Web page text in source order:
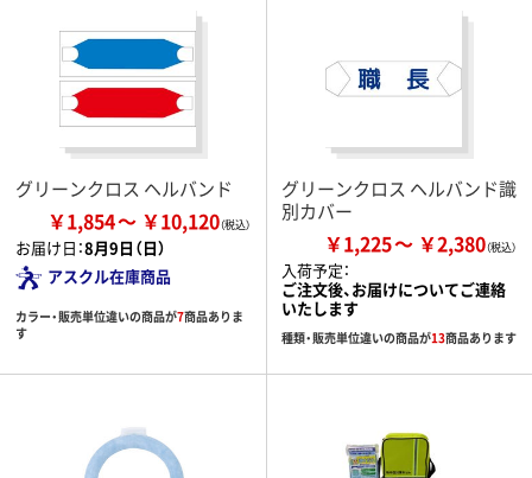
グリーンクロス ヘルバンド
￥1,854 ￥10,120
お届け日：8月9日（日）
アスクル在庫商品
カラー・販売単位違いの商品が7商品ありま
す
グリーンクロス ヘルバンド識
別カバー
￥1,225 ￥2,380
入荷予定：
ご注文後、お届けについてご連絡
いたします
種類・販売単位違いの商品が13商品あります